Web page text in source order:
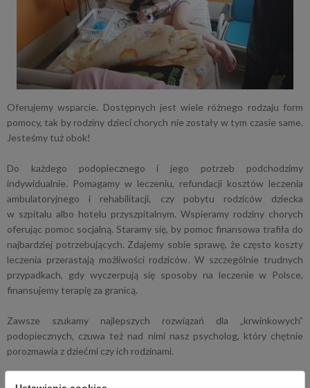
Oferujemy wsparcie. Dostępnych jest wiele różnego rodzaju form
pomocy, tak by rodziny dzieci chorych nie zostały w tym czasie same.
Jesteśmy tuż obok!
Do każdego podopiecznego i
jego potrzeb podchodzimy
indywidualnie. Pomagamy w leczeniu, refundacji kosztów leczenia
ambulatoryjnego i
rehabilitacji, czy pobytu rodziców dziecka
w szpitalu albo hotelu przyszpitalnym. Wspieramy rodziny chorych
oferując pomoc socjalną. Staramy się, by pomoc finansowa trafiła do
najbardziej potrzebujących. Zdajemy sobie sprawę, że często koszty
leczenia przerastają możliwości rodziców. W szczególnie trudnych
przypadkach, gdy wyczerpują się sposoby na leczenie w Polsce,
finansujemy terapię za granicą.
Zawsze szukamy najlepszych rozwiązań dla „krwinkowych”
podopiecznych, czuwa też nad nimi nasz psycholog, który chętnie
porozmawia z dziećmi czy ich rodzinami.